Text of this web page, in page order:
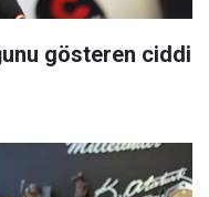
gösteren ciddi